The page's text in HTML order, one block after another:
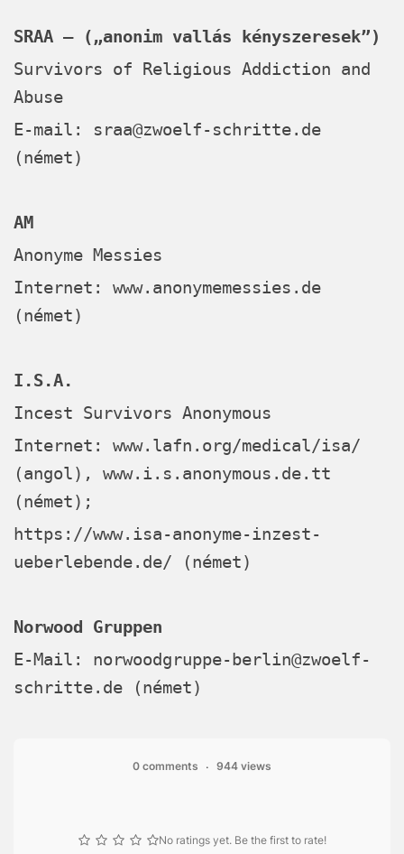
SRAA – („anonim vallás kényszeresek”)
Survivors of Religious Addiction and
Abuse
E-mail: sraa@zwoelf-schritte.de
(német)
AM
Anonyme Messies
Internet: www.anonymemessies.de
(német)
I.S.A.
Incest Survivors Anonymous
Internet: www.lafn.org/medical/isa/
(angol), www.i.s.anonymous.de.tt
(német);
https://www.isa-anonyme-inzest-
ueberlebende.de/ (német)
Norwood Gruppen
E-Mail: norwoodgruppe-berlin@zwoelf-
schritte.de (német)
0 comments 944 views
No ratings yet. Be the first to rate!